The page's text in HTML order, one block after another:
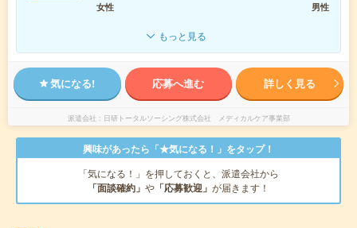
女性
男性
もっと見る
気になる! 応募へ進む 詳しく見る
派遣会社 日研トータルソーシング株式会社 メディカルケア事業部
興味があったら「★気になる！」をタップ！
「気になる！」を押しておくと、派遣会社から
「面談確約」 や 「応募歓迎」 が届きます！